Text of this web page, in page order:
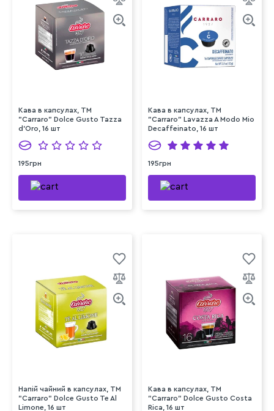
Кава в капсулах, TM
"Carraro" Dolce Gusto Tazza
d'Oro, 16 шт
195грн
Кава в капсулах, TM
"Carraro" Lavazza A Modo Mio
Decaffeinato, 16 шт
195грн
Напій чайний в капсулах, TM
"Carraro" Dolce Gusto Te Al
Limone, 16 шт
Кава в капсулах, TM
"Carraro" Dolce Gusto Costa
Rica, 16 шт